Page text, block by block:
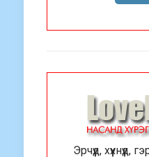
Эрчүүд,